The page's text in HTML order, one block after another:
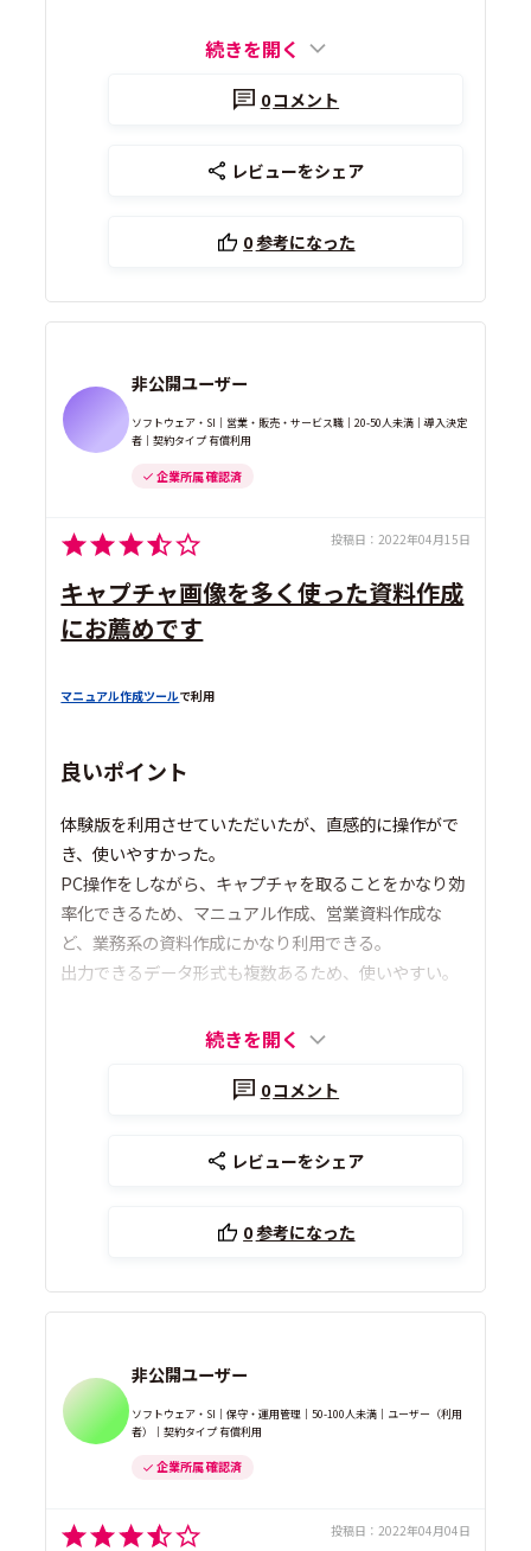
続きを開く
0コメント
レビューをシェア
0参考になった
非公開ユーザー
ソフトウェア・SI｜営業・販売・サービス職｜20-50人未満｜導入決定
者｜契約タイプ 有償利用
企業所属 確認済
投稿日： 2022年04月15日
キャプチャ画像を多く使った資料作成
にお薦めです
マニュアル作成ツールで利用
良いポイント
体験版を利用させていただいたが、直感的に操作がで
き、使いやすかった。
PC操作をしながら、キャプチャを取ることをかなり効
率化できるため、マニュアル作成、営業資料作成な
ど、業務系の資料作成にかなり利用できる。
出力できるデータ形式も複数あるため、使いやすい。
続きを開く
0コメント
レビューをシェア
0参考になった
非公開ユーザー
ソフトウェア・SI｜保守・運用管理｜50-100人未満｜ユーザー（利用
者）｜契約タイプ 有償利用
企業所属 確認済
投稿日： 2022年04月04日